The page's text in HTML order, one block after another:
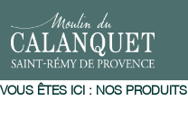
VOUS ÊTES ICI : NOS PRODUITS